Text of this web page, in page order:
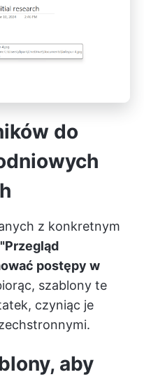
do
z konkretnym
postępy w
szablony te
czyniąc je
aby